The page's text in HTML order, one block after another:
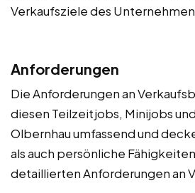
Verkaufsziele des
Anforderungen
Die Anforderungen an
diesen Teilzeitjobs, Minijobs
Olbernhau umfassend und
als auch persönliche
detaillierten Anforderungen an